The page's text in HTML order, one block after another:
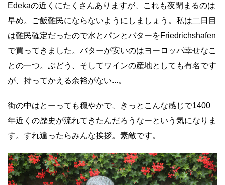
Edekaの近くにたくさんありますが、これも夜閉まるのは
早め。ご飯難民にならないようにしましょう。私は二日目
は難民確定だったので水とパンとバターをFriedrichshafen
で買ってきました。バターが安いのはヨーロッパ幸せなこ
との一つ。ぶどう、そしてワインの産地としても有名です
が、持ってかえる余裕がない...。
街の中はとーっても穏やかで、きっとこんな感じで1400
年近くの歴史が流れてきたんだろうなーという気になりま
す。すれ違ったらみんな挨拶。素敵です。